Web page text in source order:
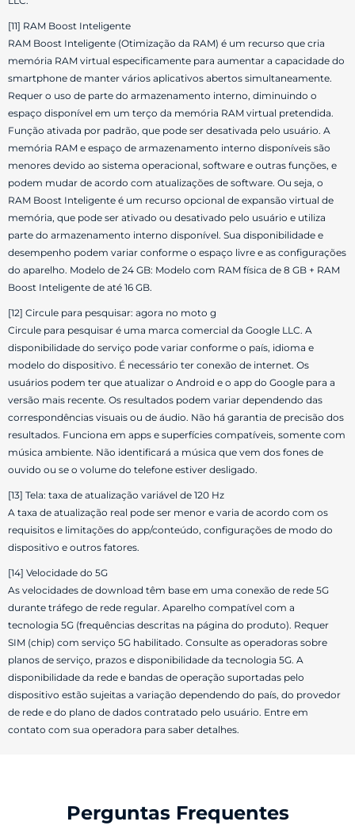
[11] RAM Boost Inteligente
RAM Boost Inteligente (Otimização da RAM) é um recurso que cria
memória RAM virtual especificamente para aumentar a capacidade do
smartphone de manter vários aplicativos abertos simultaneamente.
Requer o uso de parte do armazenamento interno, diminuindo o
espaço disponível em um terço da memória RAM virtual pretendida.
Função ativada por padrão, que pode ser desativada pelo usuário. A
memória RAM e espaço de armazenamento interno disponíveis são
menores devido ao sistema operacional, software e outras funções, e
podem mudar de acordo com atualizações de software. Ou seja, o
RAM Boost Inteligente é um recurso opcional de expansão virtual de
memória, que pode ser ativado ou desativado pelo usuário e utiliza
parte do armazenamento interno disponível. Sua disponibilidade e
desempenho podem variar conforme o espaço livre e as configurações
do aparelho. Modelo de 24 GB: Modelo com RAM física de 8 GB + RAM
Boost Inteligente de até 16 GB.
[12] Circule para pesquisar: agora no moto g
Circule para pesquisar é uma marca comercial da Google LLC. A
disponibilidade do serviço pode variar conforme o país, idioma e
modelo do dispositivo. É necessário ter conexão de internet. Os
usuários podem ter que atualizar o Android e o app do Google para a
versão mais recente. Os resultados podem variar dependendo das
correspondências visuais ou de áudio. Não há garantia de precisão dos
resultados. Funciona em apps e superfícies compatíveis, somente com
música ambiente. Não identificará a música que vem dos fones de
ouvido ou se o volume do telefone estiver desligado.
[13] Tela: taxa de atualização variável de 120 Hz
A taxa de atualização real pode ser menor e varia de acordo com os
requisitos e limitações do app/conteúdo, configurações de modo do
dispositivo e outros fatores.
[14] Velocidade do 5G
As velocidades de download têm base em uma conexão de rede 5G
durante tráfego de rede regular. Aparelho compatível com a
tecnologia 5G (frequências descritas na página do produto). Requer
SIM (chip) com serviço 5G habilitado. Consulte as operadoras sobre
planos de serviço, prazos e disponibilidade da tecnologia 5G. A
disponibilidade da rede e bandas de operação suportadas pelo
dispositivo estão sujeitas a variação dependendo do país, do provedor
de rede e do plano de dados contratado pelo usuário. Entre em
contato com sua operadora para saber detalhes.
Perguntas Frequentes